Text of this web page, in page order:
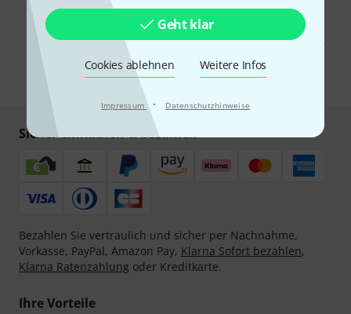
Geht klar
Cookies ablehnen Weitere Infos
Impressum · Datenschutzhinweise
Mit Klick auf „Jetzt anmelden“ stimmen Sie dem Erhalt von E-Mail-
Werbung und einer Messung des E-Mail-Nutzungsverhaltens zu. Die
Abmeldung ist jederzeit möglich. Weitere Informationen finden Sie in
unseren
* Pflichtfeld
Sicher einkaufen & bezahlen
Bezahlen Sie vertraulich und sicher per Nachnahme,
Vorkasse, PayPal, Amazon Pay, Klarna Sofort bezahlen,
Klarna Ratenzahlung oder Kreditkarte.
Ihre Vorteile